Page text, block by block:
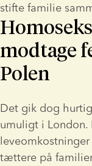
stifte familie
modtage
Polen
Det gik dog
umuligt i London.
tættere på